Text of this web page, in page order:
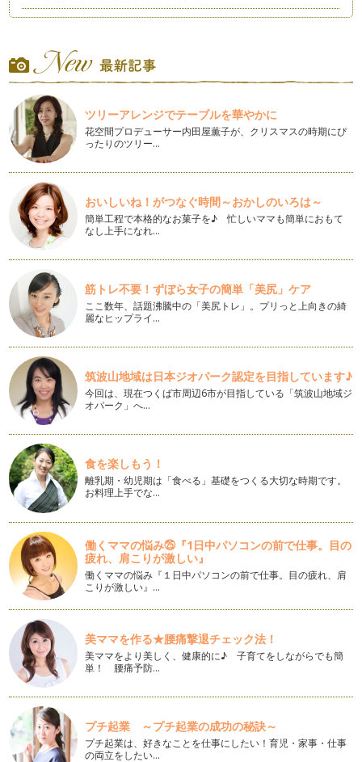
フォトブックをつくってみましょう♪
５月になりましたね。 私の住む北海道札幌も、さくら…
春とわらべうたと
昨日と今日。やっと、ぽかぽかとした春の陽気に包まれた私
の住…
桜咲く春、てくてくあんよの絵本たち
全国各地から桜の開花や満開の知らせが届いていますね。 …
素敵な１年をフォトブックで振り返る
３月の下旬ですね。年度末、皆様お忙しくされていることと
思い…
３月に読みたい絵本たち
３月になって初めての記事です。北海道札幌および近郊でナ
チュ…
雪（真っ白なもの）と子どもを撮りたいとき
３月まであと少し。今日の札幌も気温がずいぶん上がり、２
月で…
感動した記憶をそのまま残す、それが写真
２月になりましたね。私の住む北海道はもっとも寒いとされる
時期を迎えました。寒いな…
厳冬とあそびと絵本
２０１４年はじめての記事更新になります。この記事を読んで
くださっている皆さま、２…
スマホフォトでキラキラを撮ろう♪
１２月も半ばを過ぎました。冬至も近づき、日の入りもとて
も早…
読みきかせで冬のはじまりを感じる
１２月に入り、冬の訪れを感じる人も増えてきたのではないで
しょうか。私もそのひとり。すっかり…
ママの活動を応援するプロフィールフォト
２０１３年１１月、雪がちらつく北海道札幌です。 さて、今
日はママの活動と…
ひとつのわらべうたで年齢によって多くの遊び方
１１月になり、すっかり秋も深まりました。 このところ、私
のところにはわらべうたのリ…
ツリーアレンジでテーブルを華やかに
花空間プロデューサー内田屋薫子が、クリスマスの時期にぴ
ったりのツリー…
おいしいね！がつなぐ時間～おかしのいろは～
簡単工程で本格的なお菓子を♪ 忙しいママも簡単におもて
なし上手になれ…
筋トレ不要！ずぼら女子の簡単「美尻」ケア
ここ数年、話題沸騰中の「美尻トレ」。プリっと上向きの綺
麗なヒップライ…
筑波山地域は日本ジオパーク認定を目指しています♪
今回は、現在つくば市周辺6市が目指している「筑波山地域ジ
オパーク」へ…
食を楽しもう！
離乳期・幼児期は「食べる」基礎をつくる大切な時期です。
お料理上手でな…
働くママの悩み㉕『1日中パソコンの前で仕事。目の
疲れ、肩こりが激しい』
働くママの悩み『１日中パソコンの前で仕事。目の疲れ、肩
こりが激しい』…
美ママを作る★腰痛撃退チェック法！
美ママをより美しく、健康的に♪ 子育てをしながらでも簡
単！ 腰痛予防…
プチ起業 ～プチ起業の成功の秘訣～
プチ起業は、好きなことを仕事にしたい！育児・家事・仕事
の両立をしたい…